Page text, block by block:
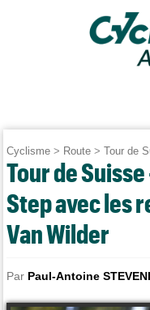
Cyclisme > Route >Tour de
Tour de
Step avec les
Van Wilder
Par Paul-Antoine